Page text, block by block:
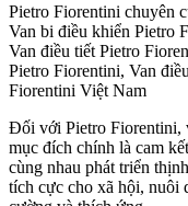
Pietro Fiorentini chuyên
Van bi điều khiển Pietro
Van điều tiết Pietro
Pietro Fiorentini, Van
Fiorentini Việt Nam
Đối với Pietro Fiorentini,
mục đích chính là cam
cùng nhau phát triển
tích cực cho xã hội, nuôi